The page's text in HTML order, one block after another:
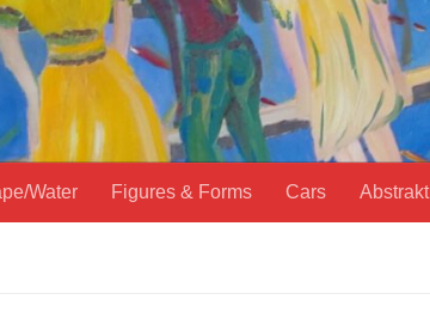
Water Figures & Forms Cars Abstrakt